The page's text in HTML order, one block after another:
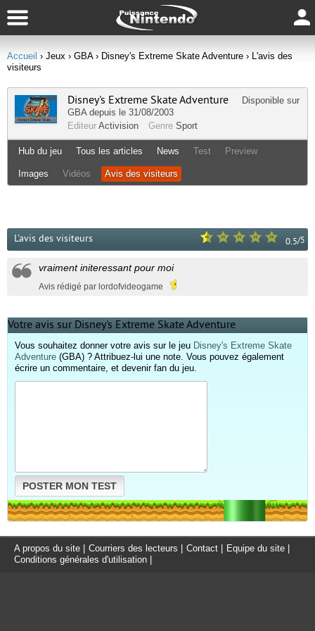
Accueil › Jeux › GBA› Disney's Extreme Skate Adventure › L'avis des
visiteurs
Disney's Extreme Skate Adventure
Disponible sur
GBAdepuis le 31/08/2003
Editeur Activision Genre Sport
Hub du jeu Tous les articles News Test Preview
Images Vidéos Avis des visiteurs
0.5/5
L'avis des visiteurs
vraiment initeressant pour moi
Avis rédigé par lordofvideogame
Votre avis sur Disney's Extreme Skate Adventure
Vous souhaitez donner votre avis sur le jeu Disney's Extreme Skate
Adventure (GBA) ? Attribuez-lui une note. Vous pouvez également
écrire un commentaire, et devenir fan du jeu.
POSTER MON TEST
A propos du site Courriers des lecteurs Contact Equipe du site
Conditions générales d'utilisation